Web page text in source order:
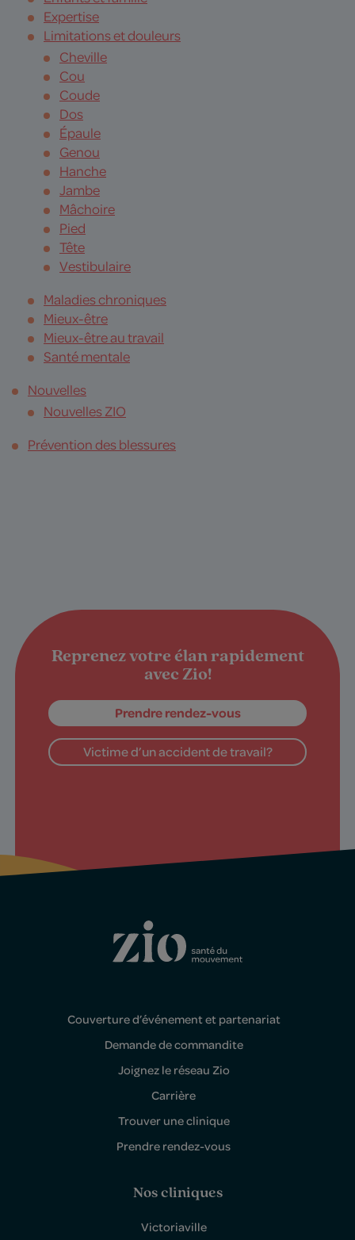
Expertise
Limitations et douleurs
Cheville
Cou
Coude
Dos
Épaule
Genou
Hanche
Jambe
Mâchoire
Pied
Tête
Vestibulaire
Maladies chroniques
Mieux-être
Mieux-être au travail
Santé mentale
Nouvelles
Nouvelles ZIO
Prévention des blessures
Reprenez votre élan rapidement
avec Zio!
Prendre rendez-vous
Victime d’un accident de travail?
Couverture d’événement et partenariat
Demande de commandite
Joignez le réseau Zio
Carrière
Trouver une clinique
Prendre rendez-vous
Nos cliniques
Victoriaville